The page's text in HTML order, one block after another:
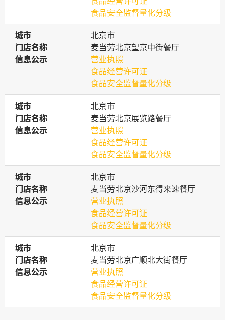
食品安全监督量化分级
城市
城市
北京市
门店名称
门店名称
麦当劳北京望京中街餐厅
信息公示
信息公示
营业执照
食品经营许可证
食品安全监督量化分级
城市
城市
北京市
门店名称
门店名称
麦当劳北京展览路餐厅
信息公示
信息公示
营业执照
食品经营许可证
食品安全监督量化分级
城市
城市
北京市
门店名称
门店名称
麦当劳北京沙河东得来速餐厅
信息公示
信息公示
营业执照
食品经营许可证
食品安全监督量化分级
城市
城市
北京市
门店名称
门店名称
麦当劳北京广顺北大街餐厅
信息公示
信息公示
营业执照
食品经营许可证
食品安全监督量化分级